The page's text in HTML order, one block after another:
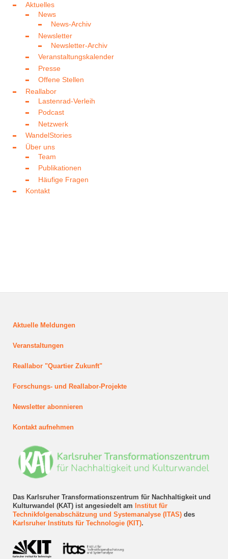
Aktuelles
News
News-Archiv
Newsletter
Newsletter-Archiv
Veranstaltungskalender
Presse
Offene Stellen
Reallabor
Lastenrad-Verleih
Podcast
Netzwerk
WandelStories
Über uns
Team
Publikationen
Häufige Fragen
Kontakt
Aktuelle Meldungen
Veranstaltungen
Reallabor "Quartier Zukunft"
Forschungs- und Reallabor-Projekte
Newsletter abonnieren
Kontakt aufnehmen
Das Karlsruher Transformationszentrum für Nachhaltigkeit und
Kulturwandel (KAT) ist angesiedelt am
Institut für
Technikfolgenabschätzung und Systemanalyse (ITAS)des
Karlsruher Instituts für Technologie (KIT).